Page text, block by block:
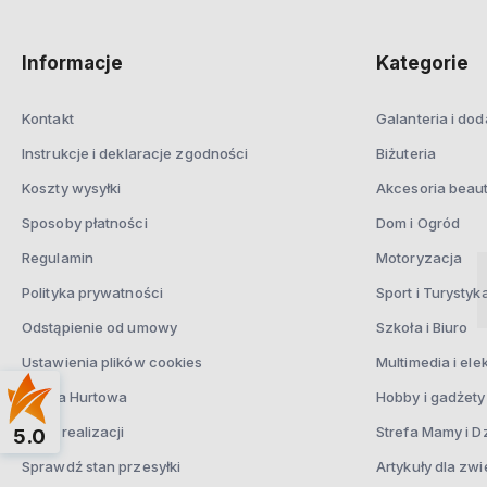
Informacje
Kontakt
Instrukcje i deklaracje zgodności
Koszty wysyłki
Sposoby płatności
Regulamin
Polityka prywatności
Odstąpienie od umowy
Ustawienia plików cookies
Oferta Hurtowa
Czas realizacji
Sprawdź stan przesyłki
Kategorie
Galanteria i
Biżuteria
Akcesoria
Dom i Ogród
Motoryzacja
Sport i
Szkoła i Biuro
Multimedia i
Hobby i gadżety
Strefa Mamy i
Artykuły dla
5.0